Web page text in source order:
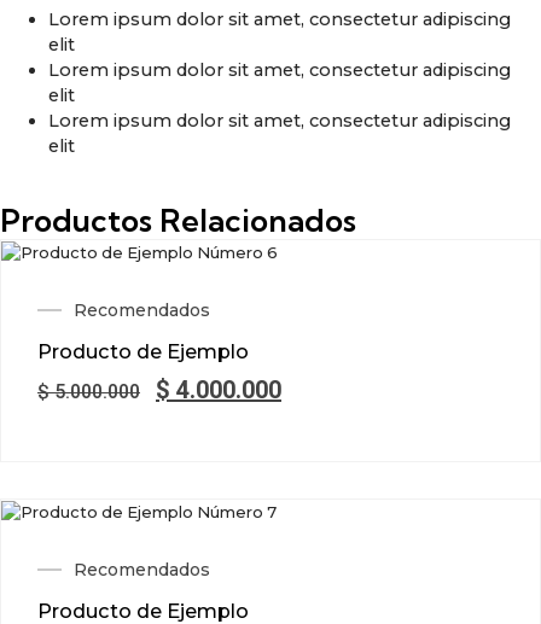
Lorem ipsum dolor sit amet, consectetur adipiscing
elit
Lorem ipsum dolor sit amet, consectetur adipiscing
elit
Lorem ipsum dolor sit amet, consectetur adipiscing
elit
Productos Relacionados
Recomendados
Producto de Ejemplo
$5.000.000 $ 4.000.000
Recomendados
Producto de Ejemplo